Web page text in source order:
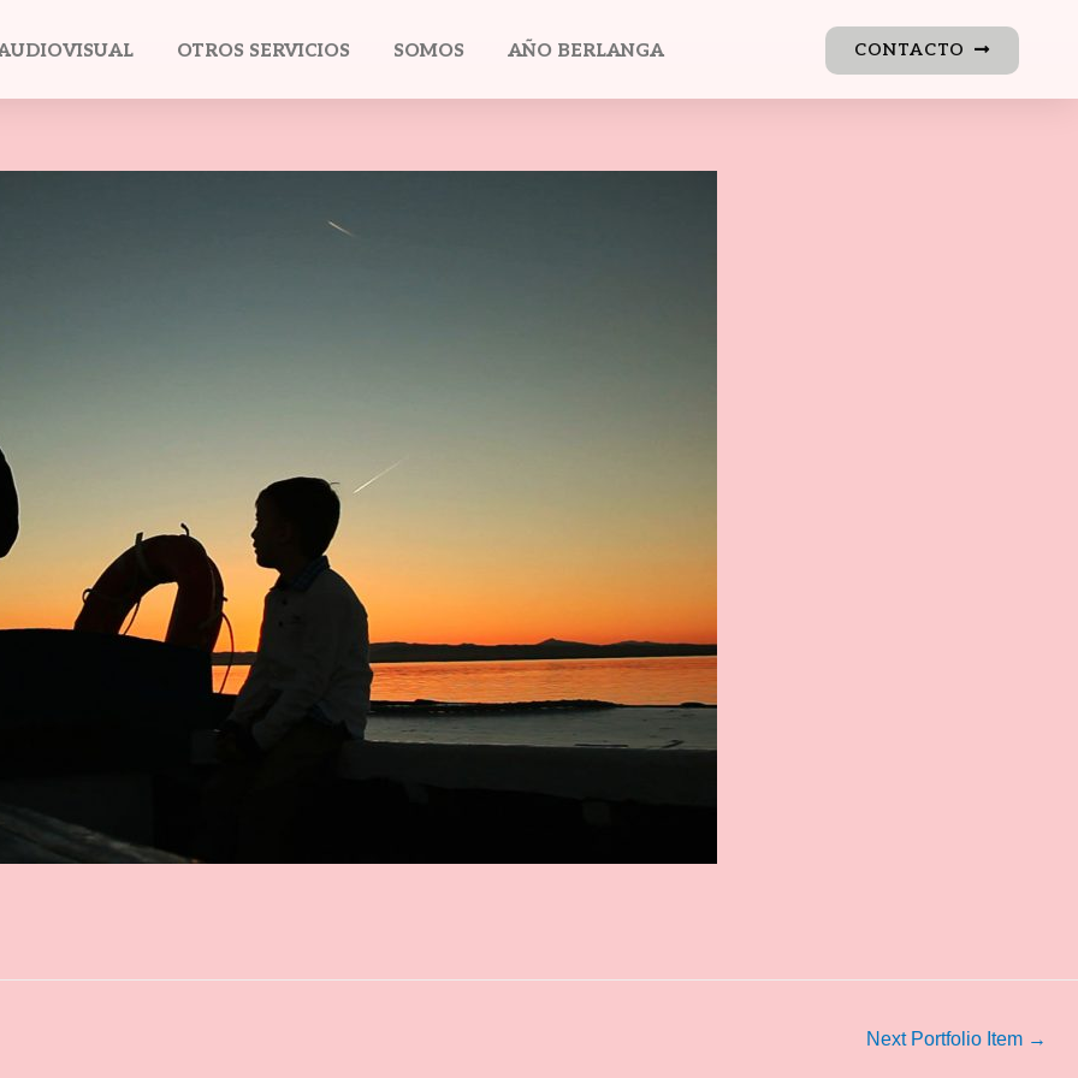
OTROS SERVICIOS SOMOS AÑO BERLANGA CONTACTO
Next Portfolio Item →